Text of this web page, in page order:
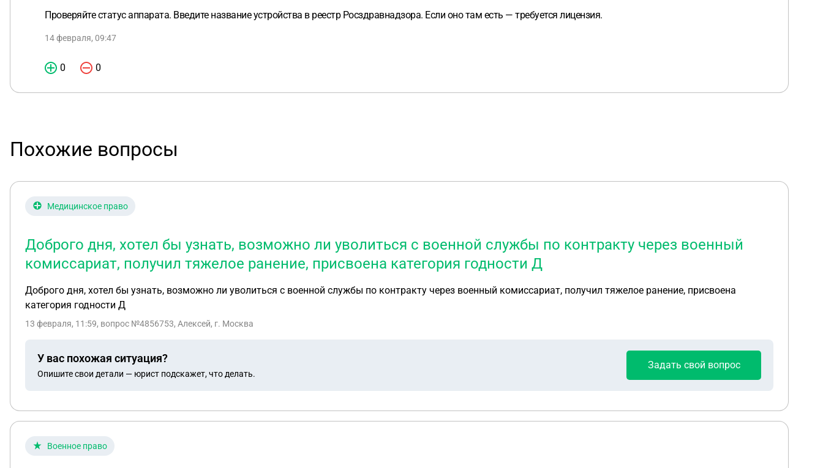
Проверяйте статус аппарата. Введите название устройства в реестр Росздравнадзора. Если оно там есть — требуется лицензия.
14 февраля, 09:47
0 0
Похожие вопросы
Медицинское право
Доброго дня, хотел бы узнать, возможно ли уволиться с военной службы по контракту через военный
комиссариат, получил тяжелое ранение, присвоена категория годности Д
Доброго дня, хотел бы узнать, возможно ли уволиться с военной службы по контракту через военный комиссариат, получил тяжелое ранение, присвоена
категория годности Д
13 февраля, 11:59, вопрос №4856753, Алексей, г. Москва
У вас похожая ситуация?
Опишите свои детали — юрист подскажет, что делать.
Задать свой вопрос
Военное право